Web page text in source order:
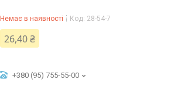
Немає в наявності Код: 28-54-7
26,40 ₴
+380 (95) 755-55-00